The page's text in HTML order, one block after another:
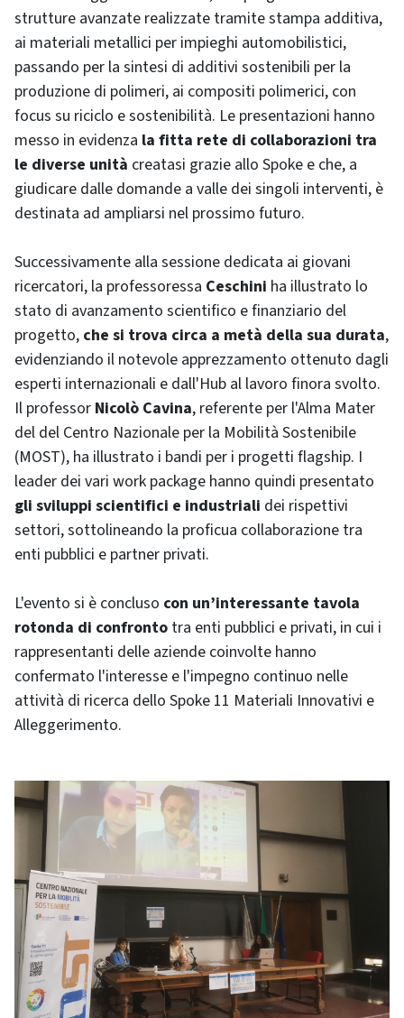
strutture avanzate realizzate tramite stampa additiva,
ai materiali metallici per impieghi automobilistici,
passando per la sintesi di additivi sostenibili per la
produzione di polimeri, ai compositi polimerici, con
focus su riciclo e sostenibilità. Le presentazioni hanno
messo in evidenza la fitta rete di collaborazioni tra
le diverse unità creatasi grazie allo Spoke e che, a
giudicare dalle domande a valle dei singoli interventi, è
destinata ad ampliarsi nel prossimo futuro.
Successivamente alla sessione dedicata ai giovani
ricercatori, la professoressa Ceschini ha illustrato lo
stato di avanzamento scientifico e finanziario del
progetto, che si trova circa a metà della sua durata,
evidenziando il notevole apprezzamento ottenuto dagli
esperti internazionali e dall'Hub al lavoro finora svolto.
Il professor Nicolò Cavina, referente per l'Alma Mater
del del Centro Nazionale per la Mobilità Sostenibile
(MOST), ha illustrato i bandi per i progetti flagship. I
leader dei vari work package hanno quindi presentato
gli sviluppi scientifici e industriali dei rispettivi
settori, sottolineando la proficua collaborazione tra
enti pubblici e partner privati.
L'evento si è concluso con un’interessante tavola
rotonda di confronto tra enti pubblici e privati, in cui i
rappresentanti delle aziende coinvolte hanno
confermato l'interesse e l'impegno continuo nelle
attività di ricerca dello Spoke 11 Materiali Innovativi e
Alleggerimento.